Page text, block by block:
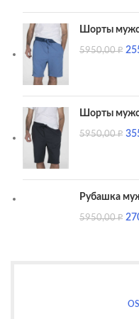
Шорты
5950,00₽
Шорты
5950,00₽
Рубашка
5950,00₽